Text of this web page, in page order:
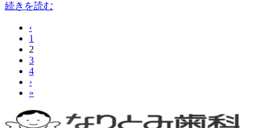
続きを読む
‹
1
2
3
4
›
»